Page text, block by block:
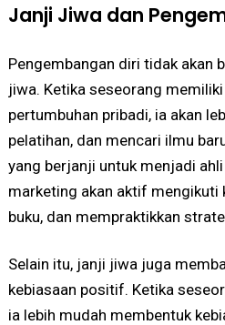
Janji Jiwa dan
Pengembangan diri tidak akan
jiwa. Ketika seseorang
pertumbuhan pribadi, ia akan
pelatihan, dan mencari ilmu
yang berjanji untuk menjadi
marketing akan aktif mengikuti
buku, dan mempraktikkan
Selain itu, janji jiwa juga
kebiasaan positif. Ketika
ia lebih mudah membentuk